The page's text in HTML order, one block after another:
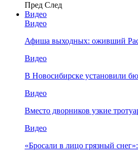
Пред След
Видео
Видео
Афиша выходных: оживший
Видео
В Новосибирске установили
Видео
Вместо дворников узкие
Видео
«Бросали в лицо грязный